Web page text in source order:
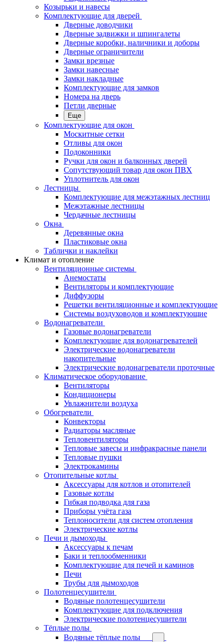
Козырьки и навесы
Комплектующие для дверей
Дверные доводчики
Дверные задвижки и шпингалеты
Дверные коробки, наличники и доборы
Дверные ограничители
Замки врезные
Замки навесные
Замки накладные
Комплектующие для замков
Номера на дверь
Петли дверные
Еще
Комплектующие для окон
Москитные сетки
Отливы для окон
Подоконники
Ручки для окон и балконных дверей
Сопутствующий товар для окон ПВХ
Уплотнитель для окон
Лестницы
Комплектующие для межэтажных лестниц
Межэтажные лестницы
Чердачные лестницы
Окна
Деревянные окна
Пластиковые окна
Таблички и наклейки
Климат и отопление
Вентиляционные системы
Анемостаты
Вентиляторы и комплектующие
Диффузоры
Решетки вентиляционные и комплектующие
Системы воздуховодов и комплектующие
Водонагреватели
Газовые водонагреватели
Комплектующие для водонагревателей
Электрические водонагреватели
накопительные
Электрические водонагреватели проточные
Климатическое оборудование
Вентиляторы
Кондиционеры
Увлажнители воздуха
Обогреватели
Конвекторы
Радиаторы масляные
Тепловентиляторы
Тепловые завесы и инфракрасные панели
Тепловые пушки
Электрокамины
Отопительные котлы
Аксессуары для котлов и отопителей
Газовые котлы
Гибкая подводка для газа
Приборы учёта газа
Теплоносители для систем отопления
Электрические котлы
Печи и дымоходы
Аксессуары к печам
Баки и теплообменники
Комплектующие для печей и каминов
Печи
Трубы для дымоходов
Полотенцесушители
Водяные полотенцесушители
Комплектующие для подключения
Электрические полотенцесушители
Тёплые полы
Водяные тёплые полы